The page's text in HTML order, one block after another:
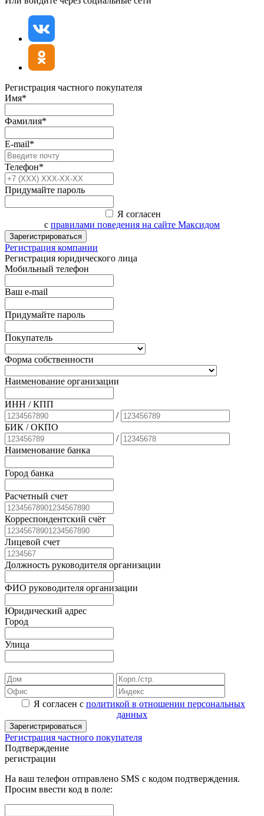
Регистрация частного покупателя
Имя*
Фамилия*
E-mail*
Телефон*
Придумайте пароль
Я согласен
с правилами поведения на сайте Максидом
Зарегистрироваться
Регистрация компании
Регистрация юридического лица
Мобильный телефон
Ваш e-mail
Придумайте пароль
Покупатель
Форма собственности
Наименование организации
ИНН / КПП
/
БИК / ОКПО
/
Наименование банка
Город банка
Расчетный счет
Корреспондентский счёт
Лицевой счет
Должность руководителя организации
ФИО руководителя организации
Юридический адрес
Город
Улица
Я согласен с политикой в отношении персональных
данных
Зарегистрироваться
Регистрация частного покупателя
Подтверждение
регистрации
На ваш телефон отправлено SMS с кодом подтверждения.
Просим ввести код в поле: